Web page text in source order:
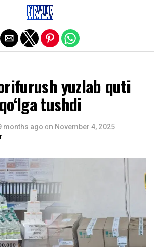
yuzlab quti
tushdi
months ago on November 4, 2025
Exit mobile version